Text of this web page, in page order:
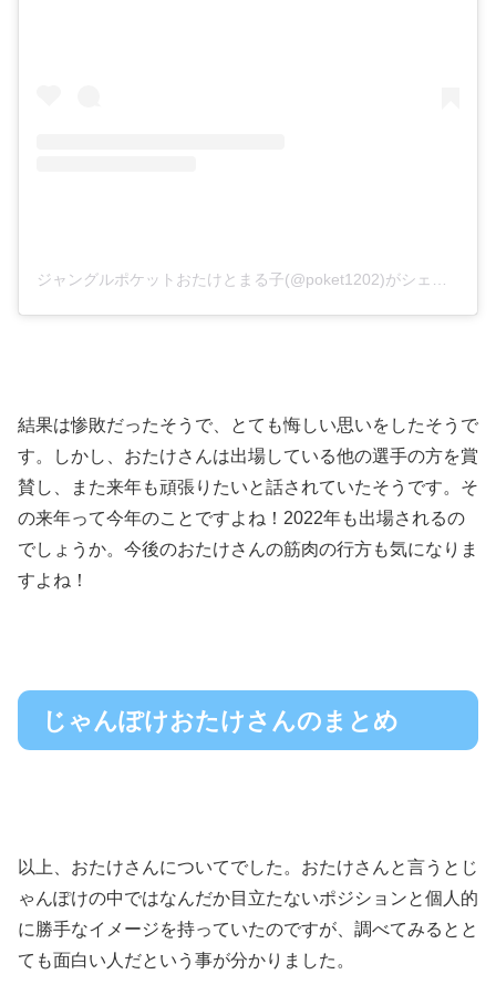
ジャングルポケットおたけとまる子(@poket1202)がシェアした投稿
結果は惨敗だったそうで、とても悔しい思いをしたそうで
す。しかし、おたけさんは出場している他の選手の方を賞
賛し、また来年も頑張りたいと話されていたそうです。 そ
の来年って今年のことですよね！2022年も出場されるの
でしょうか。今後のおたけさんの筋肉の行方も気になりま
すよね！
じゃんぽけおたけさんのまとめ
以上、おたけさんについてでした。おたけさんと言うとじ
ゃんぽけの中ではなんだか目立たないポジションと個人的
に勝手なイメージを持っていたのですが、調べてみるとと
ても面白い人だという事が分かりました。